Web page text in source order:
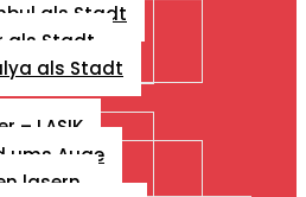
als Stadt
als Stadt
als Stadt
– LASIK
ums Auge
lasern